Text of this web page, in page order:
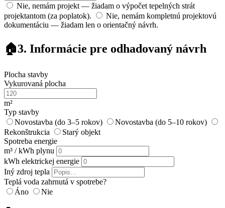
Nie, nemám projekt — žiadam o výpočet tepelných strát
projektantom (za poplatok).
Nie, nemám kompletnú projektovú
dokumentáciu — žiadam len o orientačný návrh.
🏠3. Informácie pre odhadovaný návrh
Plocha stavby
Vykurovaná plocha
m²
Typ stavby
Novostavba (do 3–5 rokov)
Novostavba (do 5–10 rokov)
Rekonštrukcia
Starý objekt
Spotreba energie
m³ / kWh plynu
kWh elektrickej energie
Iný zdroj tepla
Teplá voda zahrnutá v spotrebe?
Áno
Nie